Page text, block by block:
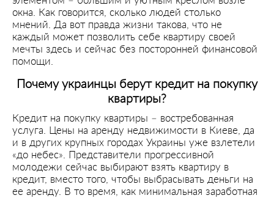
окна. Как говорится, сколько людей столько
мнений. Да вот правда жизни такова, что не
каждый может позволить себе квартиру своей
мечты здесь и сейчас без посторонней финансовой
помощи.
Почему украинцы берут кредит на покупку
квартиры?
Кредит на покупку квартиры – востребованная
услуга. Цены на аренду недвижимости в Киеве, да
и в других крупных городах Украины уже взлетели
«до небес». Представители прогрессивной
молодежи сейчас выбирают взять квартиру в
кредит, вместо того, чтобы выбрасывать деньги на
ее аренду. В то время, как минимальная заработная